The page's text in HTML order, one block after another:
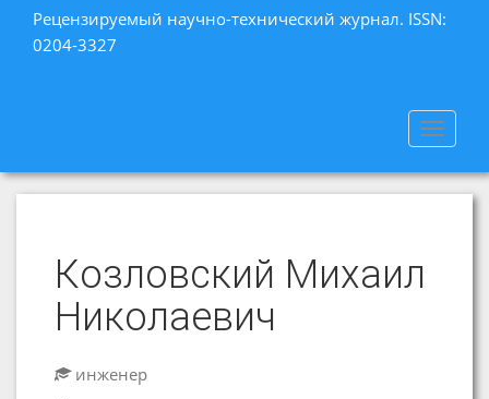
Рецензируемый научно-технический журнал. ISSN:
0204-3327
Toggle
Козловский Михаил
Николаевич
инженер